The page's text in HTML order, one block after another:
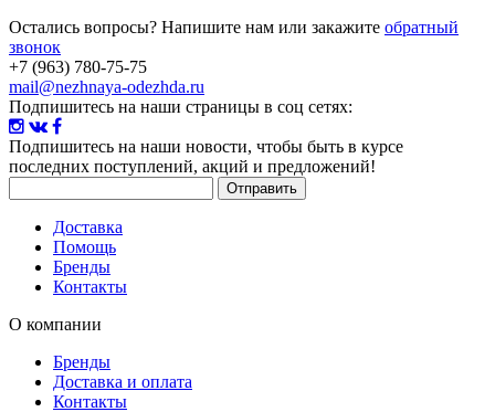
Остались вопросы? Напишите нам или закажите обратный
звонок
+7 (963) 780-75-75
mail@nezhnaya-odezhda.ru
Подпишитесь на наши страницы в соц сетях:
Подпишитесь на наши новости, чтобы быть в курсе
последних поступлений, акций и предложений!
Доставка
Помощь
Бренды
Контакты
О компании
Бренды
Доставка и оплата
Контакты